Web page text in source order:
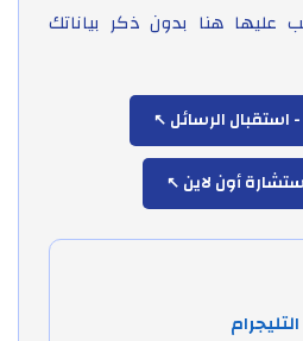
عليها هنا بدون ذكر بياناتك
استقبال الرسائل
أون لاين